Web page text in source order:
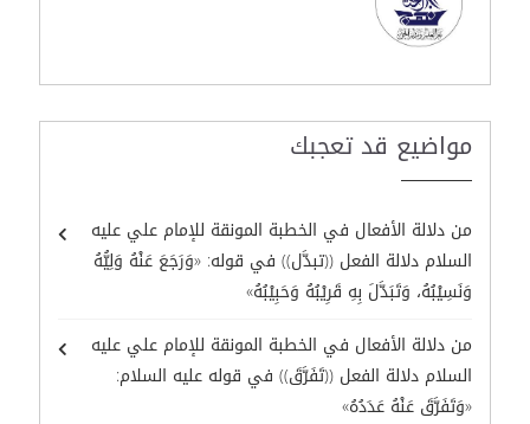
مواضيع قد تعجبك
من دلالة الأفعال في الخطبة المونقة للإمام علي عليه
السلام دلالة الفعل ((تبدَّل)) في قوله: «وَرَجَعَ عَنْهُ وَلِيُّهُ
وَنَسِيْبُهُ، وَتَبَدَّلَ بِهِ قَرِيْبُهُ وَحَبِيْبُهُ»
من دلالة الأفعال في الخطبة المونقة للإمام علي عليه
السلام دلالة الفعل ((تَفَرَّقَ)) في قوله عليه السلام:
«وَتَفَرَّقَ عَنْهُ عَدَدُهُ»